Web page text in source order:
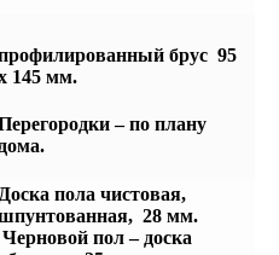
брус 95
145 мм.
– по плану
дома.
Доска пола чистовая,
28 мм.
Черновой пол – доска